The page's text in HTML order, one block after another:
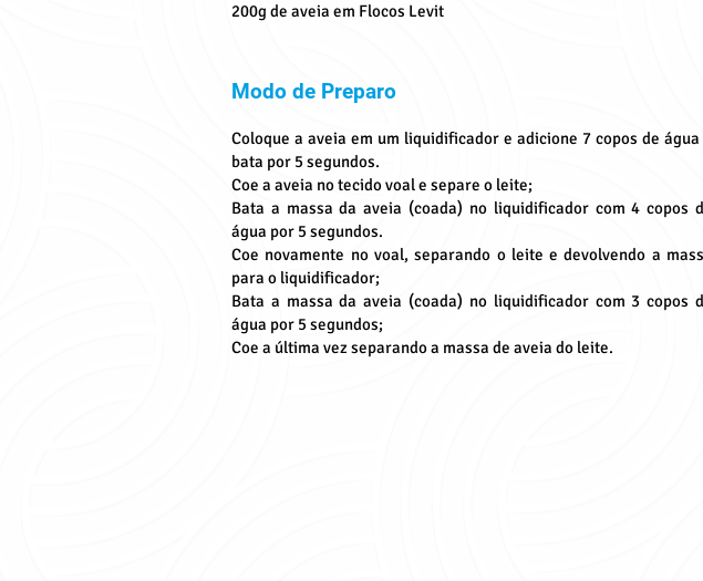
200g de aveia em Flocos Levit
Modo de Preparo
Coloque a aveia em um liquidificador e adicione 7 copos de água
bata por 5 segundos.
Coe a aveia no tecido voal e separe o leite;
Bata a massa da aveia (coada) no liquidificador com 4 copos
água por 5 segundos.
Coe novamente no voal, separando o leite e devolvendo a
para o liquidificador;
Bata a massa da aveia (coada) no liquidificador com 3 copos
água por 5 segundos;
Coe a última vez separando a massa de aveia do leite.